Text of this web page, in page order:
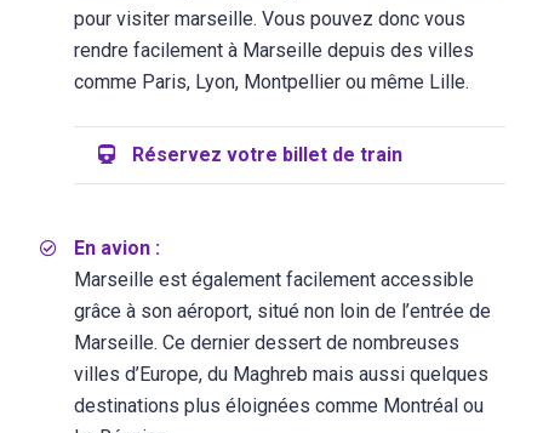
pour visiter marseille. Vous pouvez donc vous
rendre facilement à Marseille depuis des villes
comme Paris, Lyon, Montpellier ou même Lille.
Réservez votre billet de train
En avion :
Marseille est également facilement accessible
grâce à son aéroport, situé non loin de l’entrée de
Marseille. Ce dernier dessert de nombreuses
villes d’Europe, du Maghreb mais aussi quelques
destinations plus éloignées comme Montréal ou